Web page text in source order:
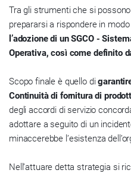
Tra gli strumenti che si
prepararsi a rispondere in
l’adozione di un SGCO -
Operativa, così come definito
Scopo finale è quello di
Continuità di fornitura di
degli accordi di servizio
adottare a seguito di un
minaccerebbe l’esistenza
Nell’attuare detta strategia si